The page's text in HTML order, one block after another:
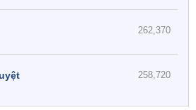
262,370
258,720